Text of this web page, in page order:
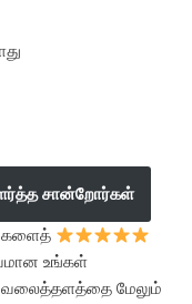
சான்றோர்கள்
உங்கள்
வலைத்தளத்தை மேலும்